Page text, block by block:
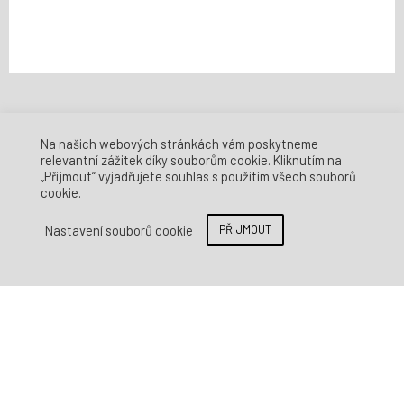
BrainZone
120 00 • Czech Republic
recepce@brainzone.cz
Na našich webových stránkách vám poskytneme
relevantní zážitek díky souborům cookie. Kliknutím na
„Přijmout“ vyjadřujete souhlas s použitím všech souborů
cookie.
Nastavení souborů cookie PŘIJMOUT